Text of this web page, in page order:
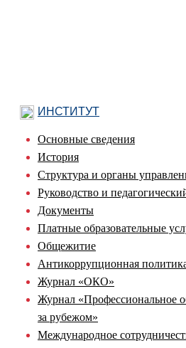
ИНСТИТУТ
Основные сведения
История
Структура и органы
Руководство и
Документы
Платные образовательные
Общежитие
Антикоррупционная
Журнал «ОКО»
Журнал «Профессиональное
за рубежом»
Международное